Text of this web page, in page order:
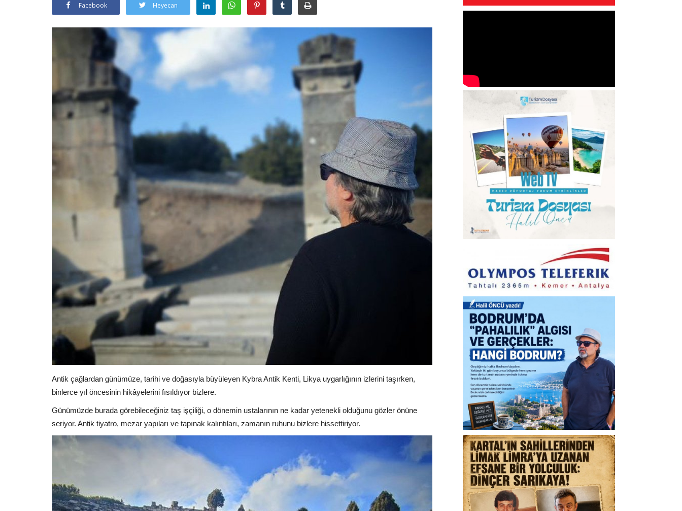
Facebook Heyecan
Antik çağlardan günümüze, tarihi ve doğasıyla büyüleyen Kybra Antik Kenti, Likya uygarlığının izlerini taşırken,
binlerce yıl öncesinin hikâyelerini fısıldıyor bizlere.
Günümüzde burada görebileceğiniz taş işçiliği, o dönemin ustalarının ne kadar yetenekli olduğunu gözler önüne
seriyor. Antik tiyatro, mezar yapıları ve tapınak kalıntıları, zamanın ruhunu bizlere hissettiriyor.